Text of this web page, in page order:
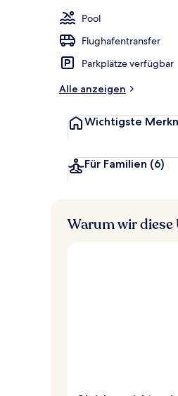
Pool
Flughafentransfer
Parkplätze verfügbar
Alle anzeigen
Wichtigste
Für Familien (6)
Warum wir